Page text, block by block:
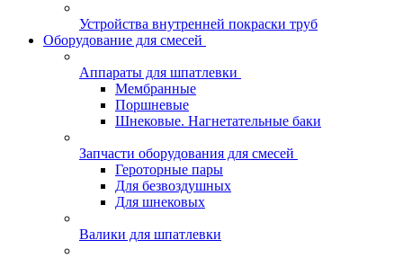
Устройства внутренней покраски труб
Оборудование для смесей
Аппараты для шпатлевки
Мембранные
Поршневые
Шнековые. Нагнетательные баки
Запчасти оборудования для смесей
Героторные пары
Для безвоздушных
Для шнековых
Валики для шпатлевки